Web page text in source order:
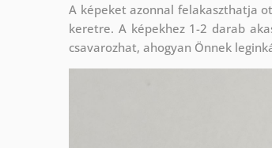
A képeket azonnal felakaszthatja
keretre. A képekhez 1-2 darab
csavarozhat, ahogyan Önnek